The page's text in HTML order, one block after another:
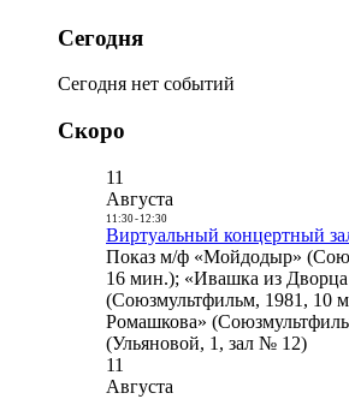
Сегодня
Сегодня нет событий
Скоро
11
Августа
11:30- 12:30
Виртуальный концертный
Показ м/ф «Мойдодыр»
16 мин.); «Ивашка из
(Союзмультфильм, 1981, 10
Ромашкова»
(Ульяновой, 1, зал № 12)
11
Августа